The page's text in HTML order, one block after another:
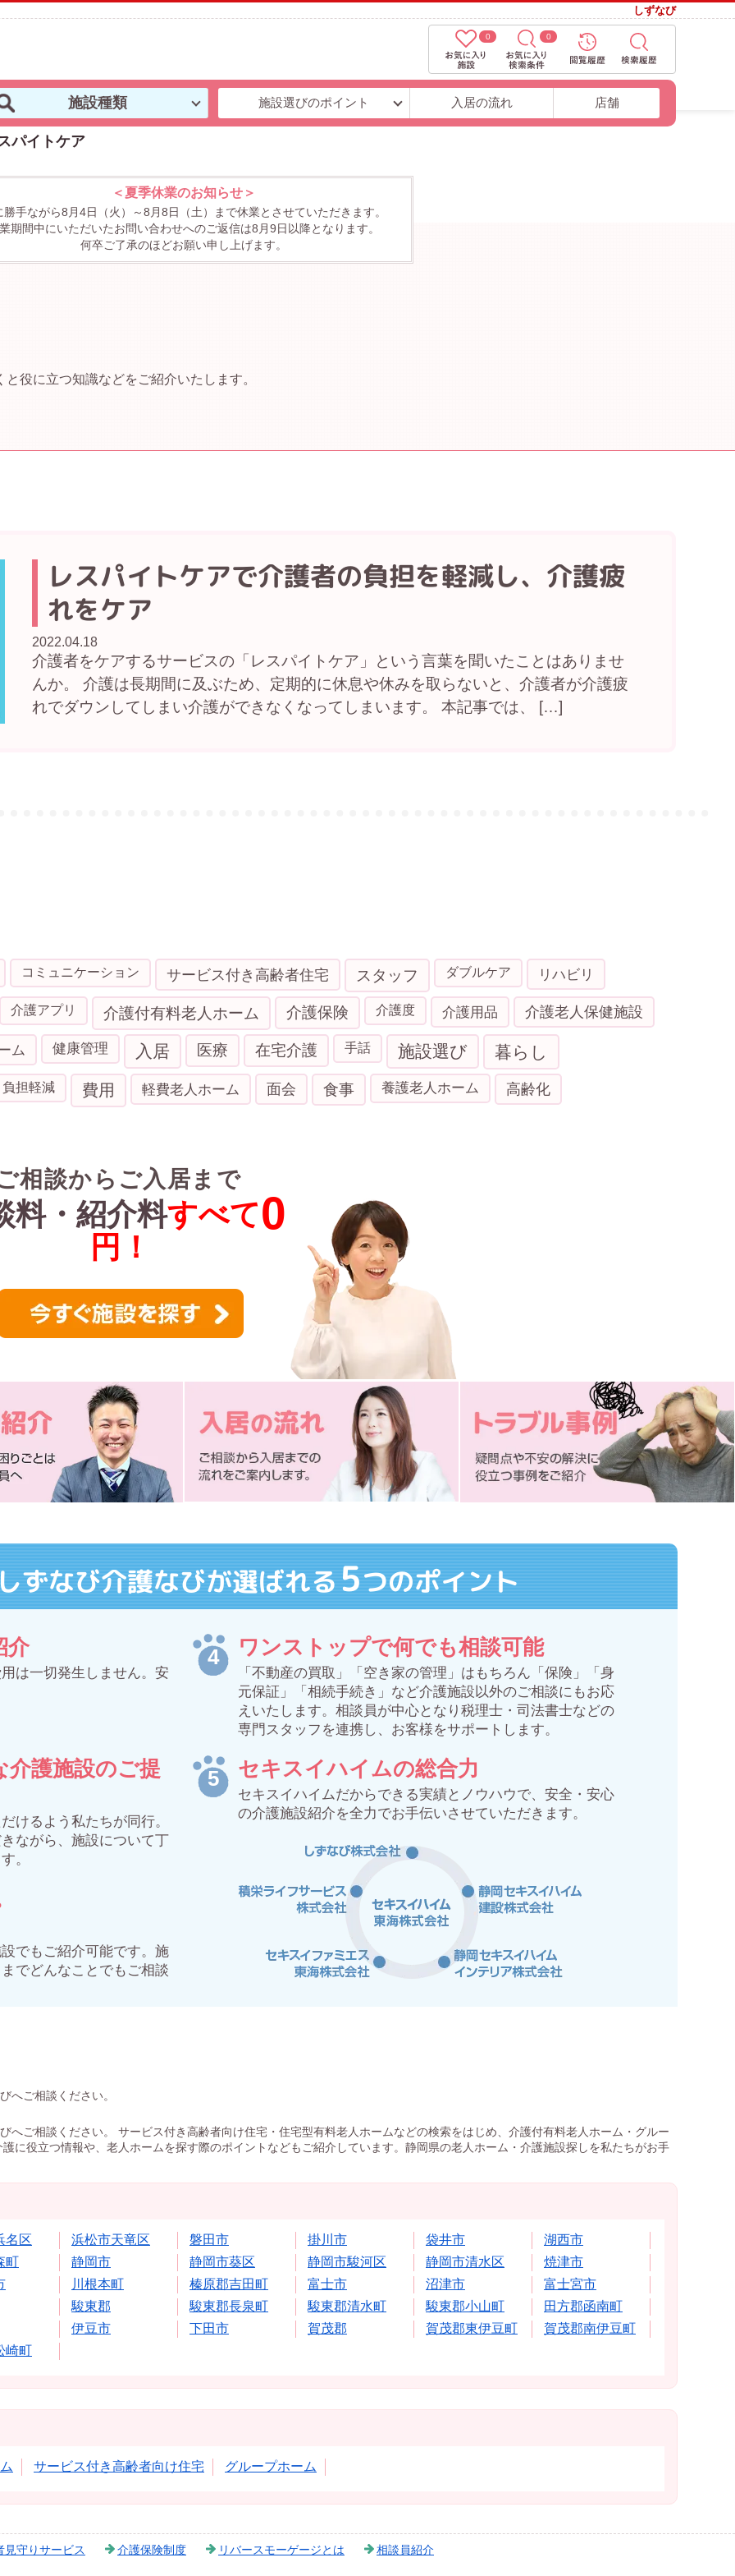
しずなび
0 0
施設種類 施設選びのポイント 入居の流れ 店舗
パイトケア
＜夏季休業のお知らせ＞
勝手ながら8月4日（火）～8月8日（土）まで休業とさせていただきます。
期間中にいただいたお問い合わせへのご返信は8月9日以降となります。
何卒ご了承のほどお願い申し上げます。
役に立つ知識などをご紹介いたします。
レスパイトケアで介護者の負担を軽減し、介護疲
れをケア
2022.04.18
介護者をケアするサービスの「レスパイトケア」という言葉を聞いたことはありませ
んか。 介護は長期間に及ぶため、定期的に休息や休みを取らないと、介護者が介護疲
れでダウンしてしまい介護ができなくなってしまいます。 本記事では、 […]
コミュニケーション サービス付き高齢者住宅 スタッフ ダブルケア リハビリ
介護アプリ 介護付有料老人ホーム 介護保険 介護度 介護用品 介護老人保健施設
ム 健康管理 入居 医療 在宅介護 手話 施設選び 暮らし
負担軽減 費用 軽費老人ホーム 面会 食事 養護老人ホーム 高齢化
相談からご入居まで
料・紹介料すべて0
円！
ずなび介護なびが選ばれる 5つのポイント
介
は一切発生しません。安
介護施設のご提
けるよう私たちが同行。
ながら、施設について丁
。
でもご紹介可能です。施
でどんなことでもご相談
ワンストップで何でも相談可能
「不動産の買取」「空き家の管理」はもちろん「保険」「身
元保証」「相続手続き」など介護施設以外のご相談にもお応
えいたします。相談員が中心となり税理士・司法書士などの
専門スタッフを連携し、お客様をサポートします。
セキスイハイムの総合力
セキスイハイムだからできる実績とノウハウで、安全・安心
の介護施設紹介を全力でお手伝いさせていただきます。
へご相談ください。
へご相談ください。 サービス付き高齢者向け住宅・住宅型有料老人ホームなどの検索をはじめ、介護付有料老人ホーム・グルー
に役立つ情報や、老人ホームを探す際のポイントなどもご紹介しています。静岡県の老人ホーム・介護施設探しを私たちがお手
名区 浜松市天竜区 磐田市 掛川市 袋井市
湖西市
町
静岡市 静岡市葵区 静岡市駿河区 静岡市清水区
焼津市
川根本町 榛原郡吉田町 富士市 沼津市
富士宮市
駿東郡
駿東郡長泉町 駿東郡清水町 駿東郡小山町
田方郡函南町
伊豆市
下田市 賀茂郡 賀茂郡東伊豆町
賀茂郡南伊豆町
崎町
サービス付き高齢者向け住宅 グループホーム
見守りサービス 介護保険制度 リバースモーゲージとは 相談員紹介